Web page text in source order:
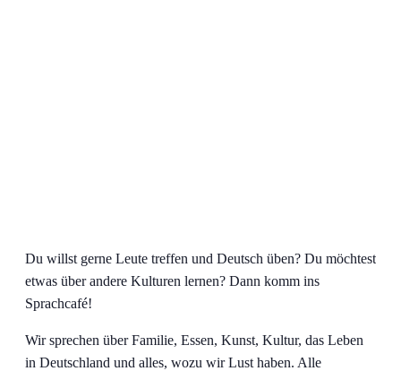
Du willst gerne Leute treffen und Deutsch üben? Du möchtest
etwas über andere Kulturen lernen? Dann komm ins
Sprachcafé!
Wir sprechen über Familie, Essen, Kunst, Kultur, das Leben
in Deutschland und alles, wozu wir Lust haben. Alle